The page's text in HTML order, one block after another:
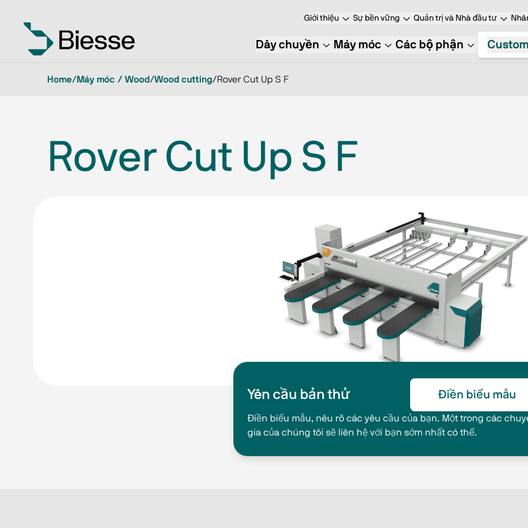
Giới thiệu Sự bền vững Quản trị và Nhà đầu tư
Dây chuyền Máy móc Các bộ phận
Home/Máy móc / Wood/Wood cutting/Rover Cut Up S F
Rover Cut Up S F
Yên cầu bản thử Điền biểu mẫu
Điền biểu mẫu, nêu rõ các yêu cầu của bạn. Một trong các
gia của chúng tôi sẽ liên hệ với bạn sớm nhất có thể.